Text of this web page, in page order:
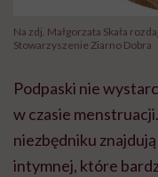
Na zdj. Małgorzata Skała
Stowarzyszenie Ziarno Dobra
Podpaski nie
w czasie
niezbędniku
intymnej, które